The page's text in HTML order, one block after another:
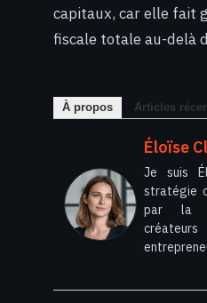
capitaux, car elle fait
fiscale totale au-delà
À propos Articles
Éloïse
Je suis
stratégie
par la